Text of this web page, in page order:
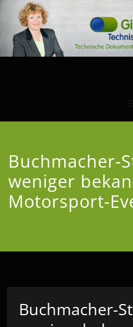
Buchmacher-
weniger
Motorsport-
Buchmacher-